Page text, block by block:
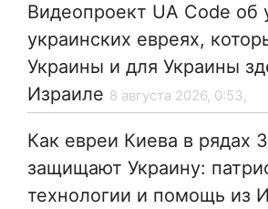
Видеопроект UA Code об
украинских евреях,
Украины и для Украины
Израиле 8 августа 2026, 0:53,
Как евреи Киева в рядах
защищают Украину:
технологии и помощь из